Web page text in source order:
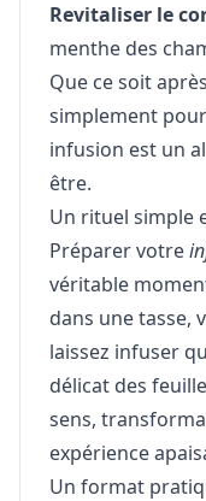
Revitaliser le
menthe des
Que ce soit
simplement
infusion est un
être.
Un rituel simple
Préparer votre
véritable
dans une tasse,
laissez infuser
délicat des
sens,
expérience
Un format